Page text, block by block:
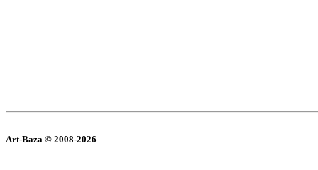
Art-Baza © 2008-2026